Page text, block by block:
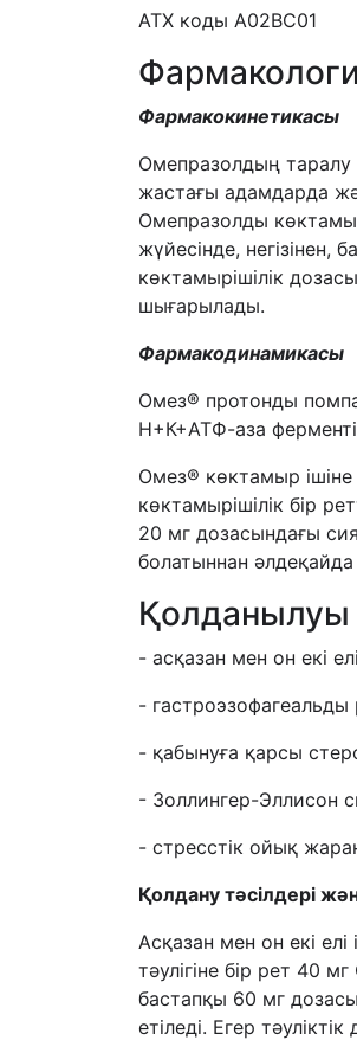
ATХ коды А02ВС01
Фармакокинетикасы
Омепразолдың таралу
жастағы адамдарда
Омепразолды
жүйесінде, негізінен,
көктамырішілік
шығарылады.
Фармакодинамикасы
Омез® протонды
Н+К+АТФ-аза
Омез® көктамыр ішіне
көктамырішілік бір
20 мг дозасындағы
болатыннан
Қолданылуы
- асқазан мен он екі
-
- қабынуға қарсы
- Золлингер-Эллисон
- стресстік ойық
Қолдану тәсілдері
Асқазан мен он екі
тәулігіне бір рет 40
бастапқы 60 мг
етіледі. Егер